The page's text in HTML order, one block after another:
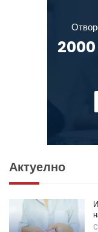
2000
Актуелно